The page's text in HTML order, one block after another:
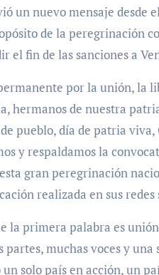
de la peregrinación
el fin de las sanciones a
por la unión, la
hermanos de nuestra
pueblo, día de patria
y respaldamos la
gran peregrinación
realizada en sus redes
la primera palabra es
partes, muchas voces y
solo país en acción, un